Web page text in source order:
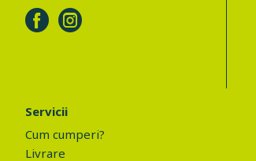
Servicii
Cum cumperi?
Livrare